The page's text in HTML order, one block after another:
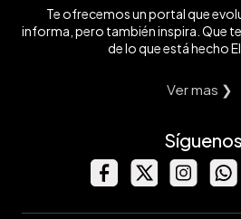
Te ofrecemos un portal que
informa, pero también inspira. Que
de lo que está hecho
Ver mas ❯
Síguenos